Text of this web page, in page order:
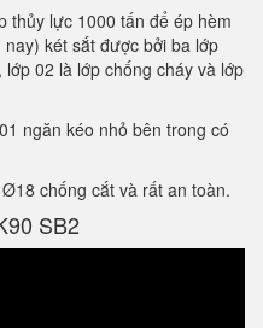
thủy lực 1000 tấn để ép hèm
két sắt được bởi ba lớp
02 là lớp chống cháy và lớp
ngăn kéo nhỏ bên trong có
chống cắt và rất an toàn.
SB2